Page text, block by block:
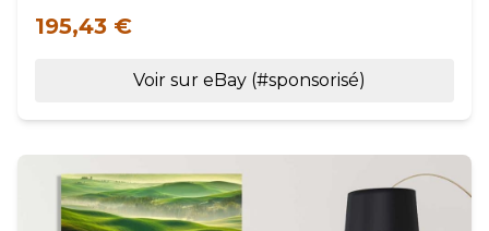
195,43 €
Voir sur eBay (#sponsorisé)